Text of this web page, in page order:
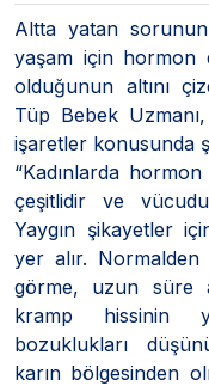
Altta yatan
yaşam için hormon
olduğunun altını
Tüp Bebek
işaretler konusunda
“Kadınlarda
çeşitlidir ve
Yaygın şikayetler
yer alır.
görme, uzun süre
kramp hissinin
bozuklukları
karın bölgesinden